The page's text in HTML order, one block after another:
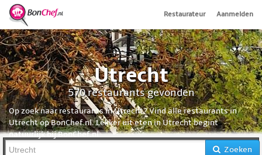
Aanmelden
Restaurateur
Utrecht
570 restaurants gevonden
Op zoek naar restaurants in Utrecht? Vind alle restaurants in
Utrecht op BonChef.nl. Lekker uit eten in Utrecht begint
natuurlijk bij BonChef.nl
Zoeken